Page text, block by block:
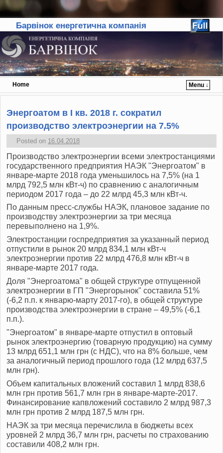
Барвінок енергетична компанія
Home
Menu ↓
Skip to primary content
Skip to secondary content
Энергоатом в I кв. 2018 г. сократил
производство электроэнергии на 7.5%
Posted on 16.04.2018
Производство электроэнергии всеми электростанциями
государственного предприятия НАЭК "Энергоатом" в
январе-марте 2018 года уменьшилось на 7,5% (на 1
млрд 792,5 млн кВт-ч) по сравнению с аналогичным
периодом 2017 года – до 22 млрд 45,3 млн кВт-ч.
По данным пресс-службы НАЭК, плановое задание по
производству электроэнергии за три месяца
перевыполнено на 1,9%.
Электростанции госпредприятия за указанный период
отпустили в рынок 20 млрд 834,1 млн кВт-ч
электроэнергии против 22 млрд 476,8 млн кВт-ч в
январе-марте 2017 года.
Доля "Энергоатома" в общей структуре отпущенной
электроэнергии в ГП "Энергорынок" составила 51%
(-6,2 п.п. к январю-марту 2017-го), в общей структуре
производства электроэнергии в стране – 49,5% (-6,1
п.п.).
"Энергоатом" в январе-марте отпустил в оптовый
рынок электроэнергию (товарную продукцию) на сумму
13 млрд 651,1 млн грн (с НДС), что на 8% больше, чем
за аналогичный период прошлого года (12 млрд 637,5
млн грн).
Объем капитальных вложений составил 1 млрд 838,6
млн грн против 561,7 млн грн в январе-марте-2017.
Финансирование капвложений составило 2 млрд 987,3
млн грн против 2 млрд 187,5 млн грн.
НАЭК за три месяца перечислила в бюджеты всех
уровней 2 млрд 36,7 млн грн, расчеты по страхованию
составили 408,2 млн грн.